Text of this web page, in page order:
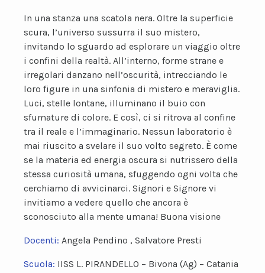
In una stanza una scatola nera. Oltre la superficie
scura, l’universo sussurra il suo mistero,
invitando lo sguardo ad esplorare un viaggio oltre
i confini della realtà. All’interno, forme strane e
irregolari danzano nell’oscurità, intrecciando le
loro figure in una sinfonia di mistero e meraviglia.
Luci, stelle lontane, illuminano il buio con
sfumature di colore. E così, ci si ritrova al confine
tra il reale e l’immaginario. Nessun laboratorio è
mai riuscito a svelare il suo volto segreto. È come
se la materia ed energia oscura si nutrissero della
stessa curiosità umana, sfuggendo ogni volta che
cerchiamo di avvicinarci. Signori e Signore vi
invitiamo a vedere quello che ancora è
sconosciuto alla mente umana! Buona visione
Docenti: Angela Pendino , Salvatore Presti
Scuola: IISS L. PIRANDELLO – Bivona (Ag) – Catania